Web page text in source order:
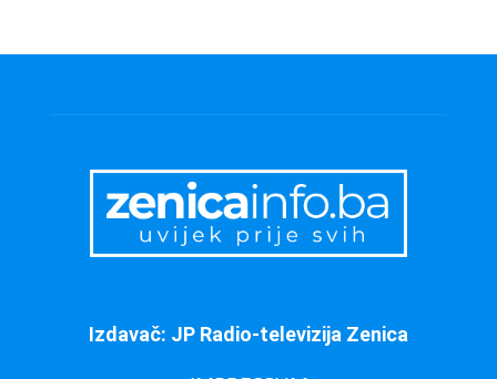
Izdavač: JP Radio-televizija Zenica